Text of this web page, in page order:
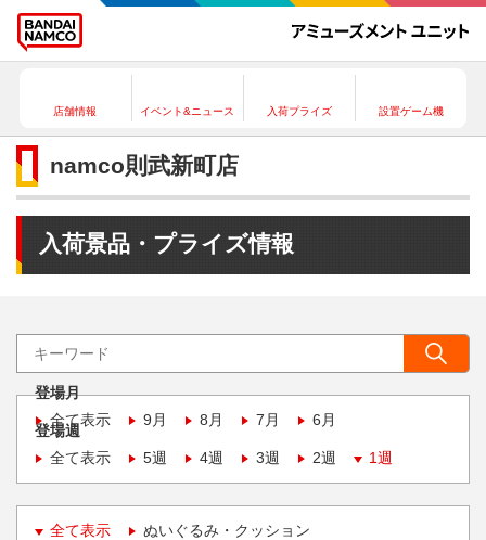
店舗情報 イベント&ニュース 入荷プライズ 設置ゲーム機
namco則武新町店
入荷景品・プライズ情報
登場月
全て表示
9月 8月 7月 6月
登場週
全て表示
5週 4週 3週 2週 1週
全て表示 ぬいぐるみ・クッション